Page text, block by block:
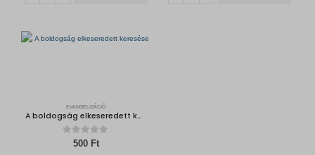
EVANGELIZÁCIÓ
A boldogság elkeseredett keresése
out of 5
500 Ft